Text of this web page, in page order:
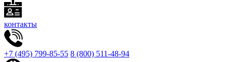
контакты
+7 (495) 799-85-55 8 (800) 511-48-94